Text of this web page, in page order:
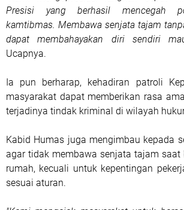
Presisi yang berhasil mencegah
kamtibmas. Membawa senjata tajam
dapat membahayakan diri sendiri
Ucapnya.
Ia pun berharap, kehadiran patroli
masyarakat dapat memberikan rasa
terjadinya tindak kriminal di wilayah
Kabid Humas juga mengimbau kepada
agar tidak membawa senjata tajam
rumah, kecuali untuk kepentingan
sesuai aturan.